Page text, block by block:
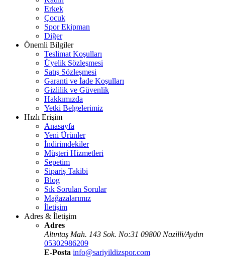
Erkek
Çocuk
Spor Ekipman
Diğer
Önemli Bilgiler
Teslimat Koşulları
Üyelik Sözleşmesi
Satış Sözleşmesi
Garanti ve İade Koşulları
Gizlilik ve Güvenlik
Hakkımızda
Yetki Belgelerimiz
Hızlı Erişim
Anasayfa
Yeni Ürünler
İndirimdekiler
Müşteri Hizmetleri
Sepetim
Sipariş Takibi
Blog
Sık Sorulan Sorular
Mağazalarımız
İletişim
Adres & İletişim
Adres
Altıntaş Mah. 143 Sok. No:31 09800 Nazilli/Aydın
05302986209
E-Posta info@sariyildizspor.com